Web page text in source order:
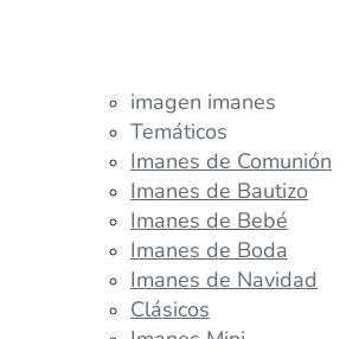
imagen imanes
Temáticos
Imanes de Comunión
Imanes de Bautizo
Imanes de Bebé
Imanes de Boda
Imanes de Navidad
Clásicos